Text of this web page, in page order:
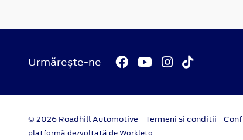
Urmărește-ne
© 2026 Roadhill Automotive Termeni si conditii
platformă dezvoltată de Workleto